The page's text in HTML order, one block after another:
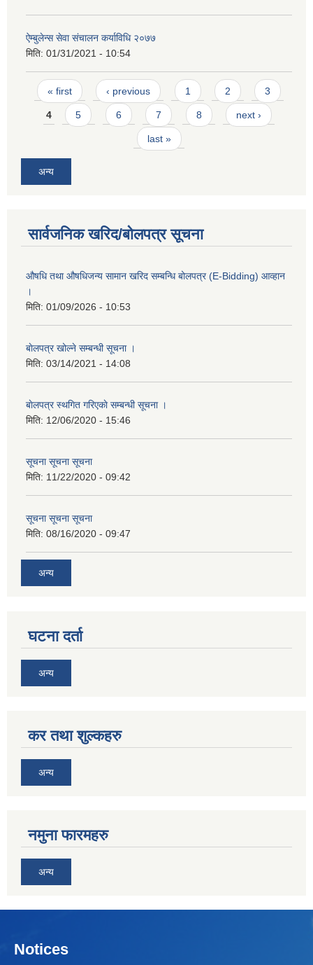
ऐम्बुलेन्स सेवा संचालन कर्याविधि २०७७
मिति: 01/31/2021 - 10:54
Pages
« first ‹ previous 1 2 3
4 5 6 7 8 next ›
last »
अन्य
सार्वजनिक खरिद/बोलपत्र सूचना
औषधि तथा औषधिजन्य सामान खरिद सम्बन्धि बोलपत्र (E-Bidding) आव्हान
।
मिति: 01/09/2026 - 10:53
बाेलपत्र खोल्ने सम्बन्धी सूचना ।
मिति: 03/14/2021 - 14:08
बाेलपत्र स्थगित गरिएकाे सम्बन्धी सूचना ।
मिति: 12/06/2020 - 15:46
सूचना सूचना सूचना
मिति: 11/22/2020 - 09:42
सूचना सूचना सूचना
मिति: 08/16/2020 - 09:47
अन्य
घटना दर्ता
अन्य
कर तथा शुल्कहरु
अन्य
नमुना फारमहरु
अन्य
Notices